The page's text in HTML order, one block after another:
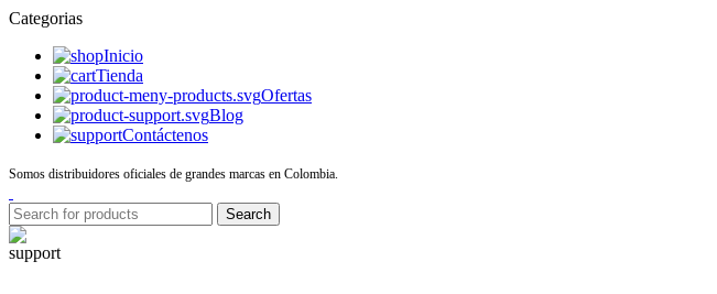
Categorias
Inicio
Tienda
Ofertas
Blog
Contáctenos
Somos distribuidores oficiales de grandes marcas en Colombia.
Search